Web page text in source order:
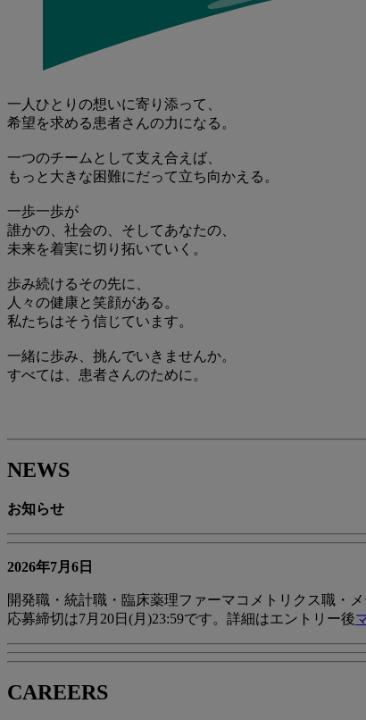
⼀⼈ひとりの想いに寄り添って、
希望を求める患者さんの⼒になる。
⼀つのチームとして⽀え合えば、
もっと⼤きな困難にだって⽴ち向かえる。
⼀歩⼀歩が
誰かの、社会の、そしてあなたの、
未来を着実に切り拓いていく。
歩み続けるその先に、
⼈々の健康と笑顔がある。
私たちはそう信じています。
⼀緒に歩み、挑んでいきませんか。
すべては、患者さんのために。
NEWS
お知らせ
2026年7月6日
開発職・統計職・臨床薬理ファーマコメトリクス職・
応募締切は7月20日(月)23:59です。詳細はエントリー後
CAREERS